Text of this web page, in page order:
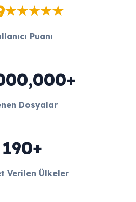
Puanı
Dosyalar
190+
Verilen Ülkeler